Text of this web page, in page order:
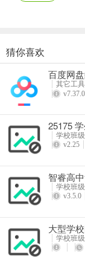
校园教育网站管理系统
详情
猜你喜欢
百度网
其它工具
25175
学校班级
v2.25
智睿高
学校班级
v3.5.0
大型学
学校班级